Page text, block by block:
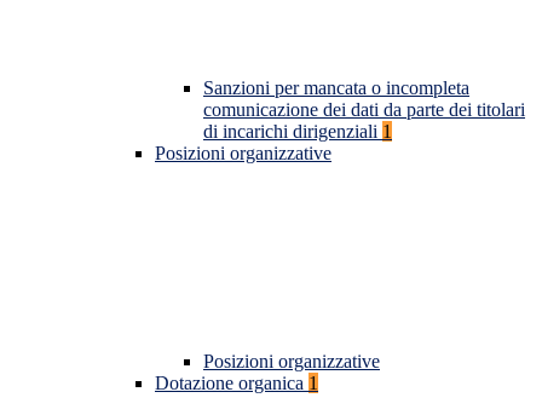
Sanzioni per mancata o incompleta
comunicazione dei dati da parte dei titolari
di incarichi dirigenziali 1
Posizioni organizzative
Posizioni organizzative
Dotazione organica 1